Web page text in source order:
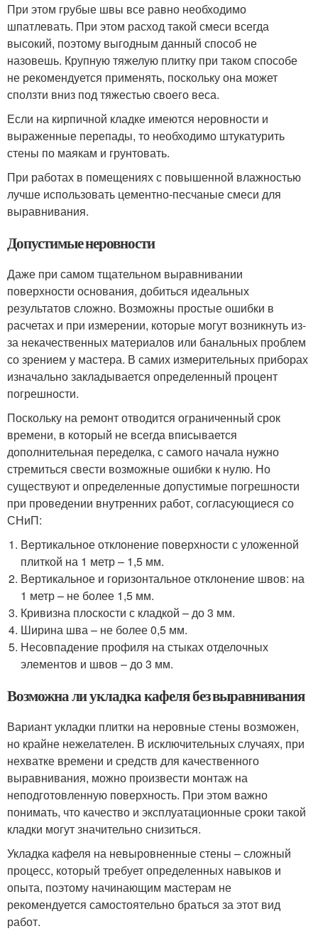
При этом грубые швы все равно необходимо
шпатлевать. При этом расход такой смеси всегда
высокий, поэтому выгодным данный способ не
назовешь. Крупную тяжелую плитку при таком способе
не рекомендуется применять, поскольку она может
сползти вниз под тяжестью своего веса.
Если на кирпичной кладке имеются неровности и
выраженные перепады, то необходимо штукатурить
стены по маякам и грунтовать.
При работах в помещениях с повышенной влажностью
лучше использовать цементно-песчаные смеси для
выравнивания.
Допустимые неровности
Даже при самом тщательном выравнивании
поверхности основания, добиться идеальных
результатов сложно. Возможны простые ошибки в
расчетах и при измерении, которые могут возникнуть из-
за некачественных материалов или банальных проблем
со зрением у мастера. В самих измерительных приборах
изначально закладывается определенный процент
погрешности.
Поскольку на ремонт отводится ограниченный срок
времени, в который не всегда вписывается
дополнительная переделка, с самого начала нужно
стремиться свести возможные ошибки к нулю. Но
существуют и определенные допустимые погрешности
при проведении внутренних работ, согласующиеся со
СНиП:
Вертикальное отклонение поверхности с уложенной
плиткой на 1 метр – 1,5 мм.
Вертикальное и горизонтальное отклонение швов: на
1 метр – не более 1,5 мм.
Кривизна плоскости с кладкой – до 3 мм.
Ширина шва – не более 0,5 мм.
Несовпадение профиля на стыках отделочных
элементов и швов – до 3 мм.
Возможна ли укладка кафеля без выравнивания
Вариант укладки плитки на неровные стены возможен,
но крайне нежелателен. В исключительных случаях, при
нехватке времени и средств для качественного
выравнивания, можно произвести монтаж на
неподготовленную поверхность. При этом важно
понимать, что качество и эксплуатационные сроки такой
кладки могут значительно снизиться.
Укладка кафеля на невыровненные стены – сложный
процесс, который требует определенных навыков и
опыта, поэтому начинающим мастерам не
рекомендуется самостоятельно браться за этот вид
работ.